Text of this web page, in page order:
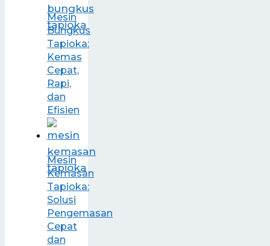
Mesin
Bungkus
Tapioka:
Kemas
Cepat,
Rapi,
dan
Efisien
Mesin
Kemasan
Tapioka:
Solusi
Pengemasan
Cepat
dan